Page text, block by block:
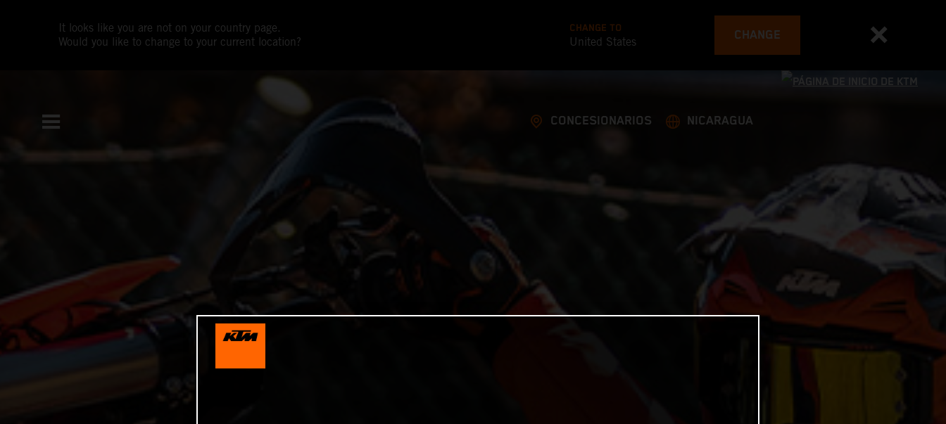
It looks like you are not on your country page.
Would you like to change to your current location?
CHANGE TO
United States CHANGE
CONCESIONARIOS NICARAGUA